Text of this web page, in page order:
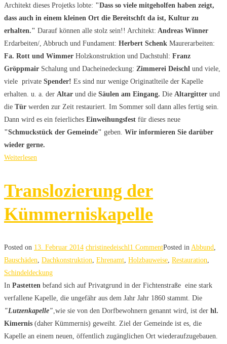
Architekt dieses Projetks lobte: "Dass so viele mitgeholfen haben zeigt,
dass auch in einem kleinen Ort die Bereitschft da ist, Kultur zu
erhalten." Darauf können alle stolz sein!! Architekt: Andreas Winner
Erdarbeiten/, Abbruch und Fundament: Herbert Schenk Maurerarbeiten:
Fa. Rott und Wimmer Holzkonstruktion und Dachstuhl: Franz
Gröppmair Schalung und Dacheinedeckung: Zimmerei Deischl und viele,
viele private Spender! Es sind nur wenige Originatlteile der Kapelle
erhalten. u. a. der Altar und die Säulen am Eingang. Die Altargitter und
die Tür werden zur Zeit restauriert. Im Sommer soll dann alles fertig sein.
Dann wird es ein feierliches Einweihungsfest für dieses neue
"Schmuckstück der Gemeinde" geben. Wir informieren Sie darüber
wieder gerne.
Weiterlesen
Translozierung der
Kümmerniskapelle
Posted on 13. Februar 2014 christinedeischl1 CommentPosted in Abbund
Bauschäden Dachkonstruktion Ehrenamt Holzbauweise Restauration
Schindeldeckung
In Pastetten befand sich auf Privatgrund in der Fichtenstraße eine stark
verfallene Kapelle, die ungefähr aus dem Jahr Jahr 1860 stammt. Die
"Lutzenkapelle" ,wie sie von den Dorfbewohnern genannt wird, ist der hl.
Kimernis (daher Kümmernis) geweiht. Ziel der Gemeinde ist es, die
Kapelle an einem neuen, öffentlich zugänglichen Ort wiederaufzugebauen.